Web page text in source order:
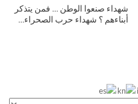
شهداء صنعوا الوطن … فمن يتذكر
أبناءهم ؟ شهداء حرب الصحراء…